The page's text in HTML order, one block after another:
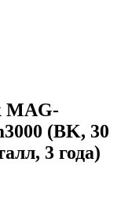
MAG-
(BK, 30
3 года)